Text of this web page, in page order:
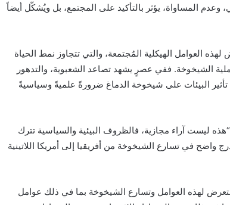
وعدم المساواة، يؤثر بالتأكيد على المجتمع، بل ويُشكّل أيضاً
لهذه العوامل الهيكلية المُجتمعة، والتي تتجاوز نمط الحياة
الشيخوخة. ففي عصرٍ يشهد تصاعد الشعبوية، والتدهور
تأثير البيئات على شيخوخة الدماغ ضرورةً علميةً وسياسيةً
ه ليست آراء مجاز ية، فالظروف البيئية والسياسية تترك
دولة، كاشفةً عن تدرج واضح في تسارع الشيخوخة من أفريقيا إلى أمريكا اللاتينية
لهذه العوامل وتسارع الشيخوخة بما في ذلك عوامل